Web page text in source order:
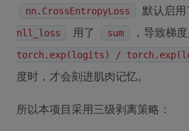
nn.CrossEntropyLoss 默认启用
nll_loss 用了 sum ，导致梯
torch.exp(logits) /
度时，才会刻进肌肉记忆。
所以本项目采用三级剥离策略：